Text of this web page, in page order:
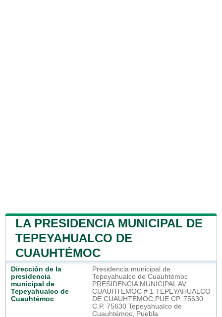
LA PRESIDENCIA MUNICIPAL DE
TEPEYAHUALCO DE
CUAUHTÉMOC
Dirección de la
presidencia
municipal de
Tepeyahualco de
Cuauhtémoc
Presidencia municipal de
Tepeyahualco de Cuauhtémoc
PRESIDENCIA MUNICIPAL AV.
CUAUHTEMOC # 1 TEPEYAHUALCO
DE CUAUHTEMOC,PUE CP. 75630
C.P. 75630 Tepeyahualco de
Cuauhtémoc, Puebla